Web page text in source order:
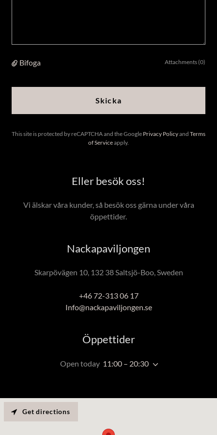
Bifoga Attachments (0)
Skicka
This site is protected by reCAPTCHA and the Google Privacy Policyand Terms
of Serviceapply.
Eller besök oss!
Vi älskar våra kunder, så besök oss gärna under våra
öppettider.
Nackapaviljongen
Skarpövägen 10, 132 38 Saltsjö-Boo, Sweden
+46 72-313 06 17
Info@nackapaviljongen.se
Öppettider
Open today 11:00 – 20:30
Get directions